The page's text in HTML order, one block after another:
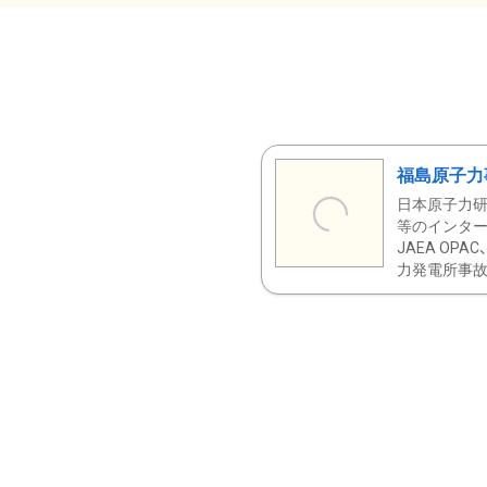
福島原子
日本原子力
等のインタ
JAEA OPAC
力発電所事